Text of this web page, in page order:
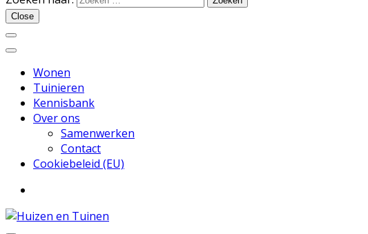
Huizen en Tuinen
Close
Wonen
Tuinieren
Kennisbank
Over ons
Samenwerken
Contact
Cookiebeleid (EU)